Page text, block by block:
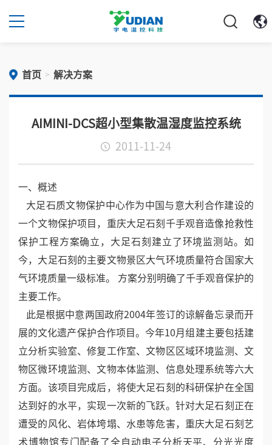
首页 > 解决方案
AIMINI-DCS超小型集散温湿度监控系统
2011-11-24
一、概述
大足石质文物保护中心作为中国与意大利合作建设的
一个文物保护项目，重庆大足石刻千手观音造像抢救性
保护工程方案确立，大足石刻建立了环境监测站。如
今，大足石刻的主要文物景区大气环境质量符合国家大
气环境质量一级标准。 方案分别明确了千手观音保护的
主要工作。
此是根据中意两国政府2004年签订的谅解备忘录而开
展的文化遗产保护合作项目。今年10月组建主要包括建
立分析实验室、修复工作室、文物区区域环境监测、文
物区微环境监测、文物本体监测、信息处理系统等六大
方面。该项目完成后，将使大足石刻的科研保护在全国
达到好的水平，实现一次新的飞跃。针对大足石刻正在
遭受的风化、岩体垮塌、水患等危害，重庆大足石刻艺
术博物馆专门配备了全自动电子分析天平、分光光度